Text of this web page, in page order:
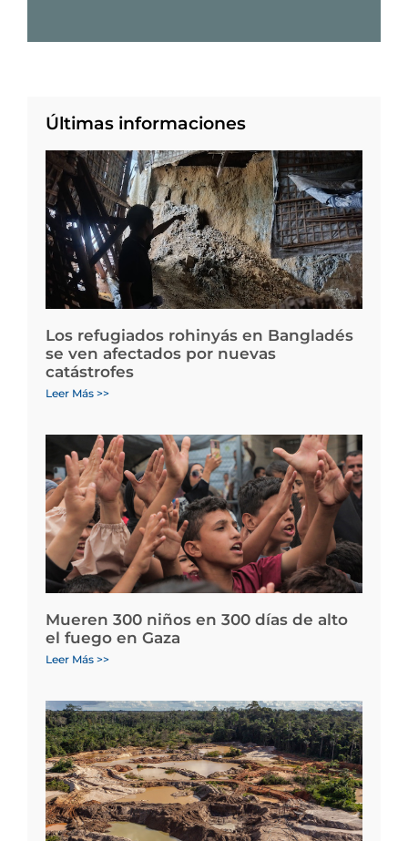
Últimas informaciones
Los refugiados rohinyás en Bangladés
se ven afectados por nuevas
catástrofes
Leer Más >>
Mueren 300 niños en 300 días de alto
el fuego en Gaza
Leer Más >>